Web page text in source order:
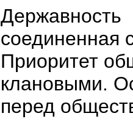
Державность
соединенная
Приоритет
клановыми.
перед